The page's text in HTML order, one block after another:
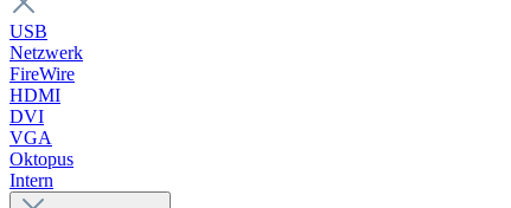
USB
Netzwerk
FireWire
HDMI
DVI
VGA
Oktopus
Intern